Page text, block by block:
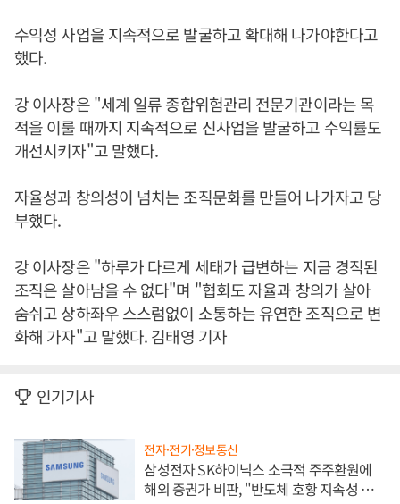
수익성 사업을 지속적으로 발굴하고 확대해 나가야한다고
했다.
강 이사장은 "세계 일류 종합위험관리 전문기관이라는 목
적을 이룰 때까지 지속적으로 신사업을 발굴하고 수익률도
개선시키자"고 말했다.
자율성과 창의성이 넘치는 조직문화를 만들어 나가자고 당
부했다.
강 이사장은 "하루가 다르게 세태가 급변하는 지금 경직된
조직은 살아남을 수 없다"며 "협회도 자율과 창의가 살아
숨쉬고 상하좌우 스스럼없이 소통하는 유연한 조직으로 변
화해 가자"고 말했다. 김태영 기자
인기기사
전자·전기·정보통신
삼성전자 SK하이닉스 소극적 주주환원에
해외 증권가 비판, "반도체 호황 지속성 의